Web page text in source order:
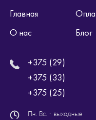
Главная
О нас
Блог
+375 (29)
+375 (33)
+375 (25)
Пн. Вс. - выходные